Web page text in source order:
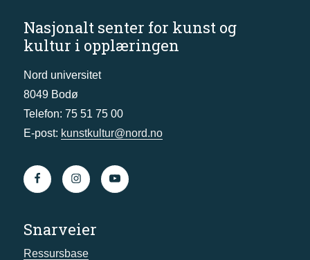
Nasjonalt senter for kunst og
kultur i opplæringen
Nord universitet
8049 Bodø
Telefon: 75 51 75 00
E-post: kunstkultur@nord.no
Snarveier
Ressursbase